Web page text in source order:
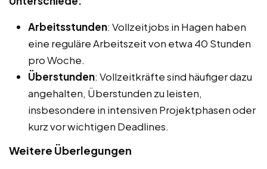
Arbeitsstunden: Vollzeitjobs in Hagen haben
eine reguläre Arbeitszeit von etwa 40 Stunden
pro Woche.
Überstunden: Vollzeitkräfte sind häufiger dazu
angehalten, Überstunden zu leisten,
insbesondere in intensiven Projektphasen oder
kurz vor wichtigen Deadlines.
Weitere Überlegungen